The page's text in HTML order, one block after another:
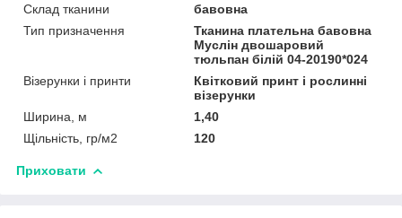
Склад тканини
бавовна
Тип призначення
Тканина плательна бавовна
Муслін двошаровий
тюльпан білій 04-20190*024
Візерунки і принти
Квітковий принт і рослинні
візерунки
Ширина, м
1,40
Щільність, гр/м2
120
Приховати